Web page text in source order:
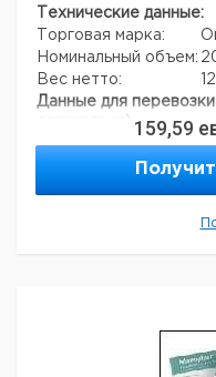
Технические данные:
Торговая марка:
Номинальный объем:
Вес нетто:
Данные для
Страна
Страна
159,59